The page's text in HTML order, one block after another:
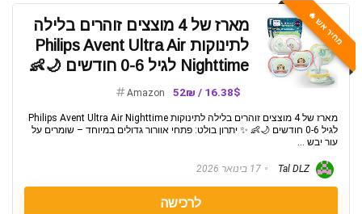
מחיר אש 🔥
מארז של 4 מוצצים זוהרים בלילה
לתינוקות Philips Avent Ultra Air
Nighttime לגיל 0-6 חודשים 🌙👶
16.38$ / 52₪
Amazon
מארז של 4 מוצצים זוהרים בלילה לתינוקות Philips Avent Ultra Air Nighttime
לגיל 0-6 חודשים 🌙👶 ✨ יתרון בולט: פתחי אוורור גדולים במיוחד – שומרים על
עור יבש ...
Tal DLZ 17 בינואר 2026
לרכישה